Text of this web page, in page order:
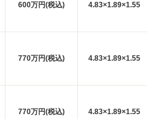
600万円(税込) 4.83×1.89×1.55
770万円(税込) 4.83×1.89×1.55
770万円(税込) 4.83×1.89×1.55